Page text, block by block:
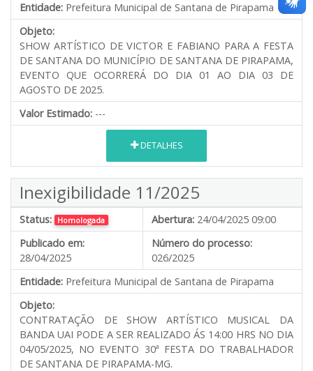
Entidade: Prefeitura Municipal de Santana de Pirapama
Objeto:
SHOW ARTÍSTICO DE VICTOR E FABIANO PARA A FESTA
DE SANTANA DO MUNICÍPIO DE SANTANA DE PIRAPAMA,
EVENTO QUE OCORRERÁ DO DIA 01 AO DIA 03 DE
AGOSTO DE 2025.
Valor Estimado: ---
DETALHES
Inexigibilidade 11/2025
Status: Homologada Abertura: 24/04/2025 09:00
Publicado em:
28/04/2025
Número do processo:
026/2025
Entidade: Prefeitura Municipal de Santana de Pirapama
Objeto:
CONTRATAÇÃO DE SHOW ARTÍSTICO MUSICAL DA
BANDA UAI PODE A SER REALIZADO ÁS 14:00 HRS NO DIA
04/05/2025, NO EVENTO 30ª FESTA DO TRABALHADOR
DE SANTANA DE PIRAPAMA-MG.